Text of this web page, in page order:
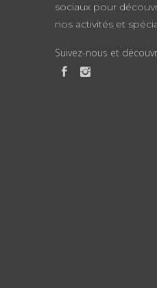
sociaux pour
nos activités et
Suivez-nous et